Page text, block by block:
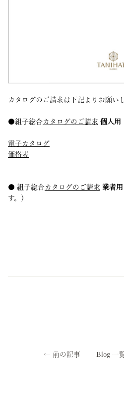
カタログのご請求は下記よりお願いし
●組子総合カタログのご請求 個人用
電子カタログ
価格表
● 組子総合カタログのご請求 業者用
す。）
← 前の記事 Blog 一